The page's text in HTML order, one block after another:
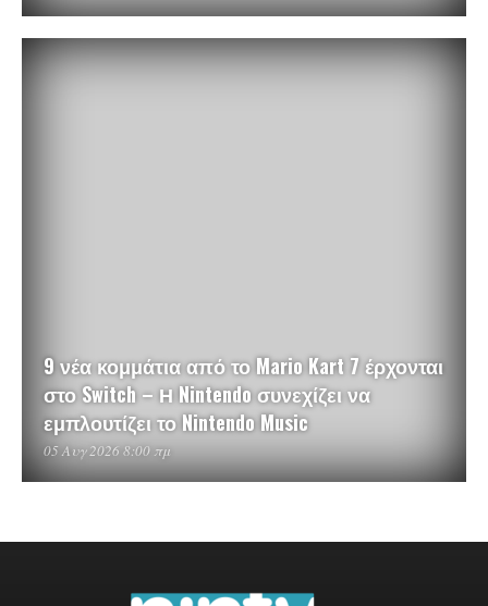
9 νέα κομμάτια από το Mario Kart 7 έρχονται
στο Switch – Η Nintendo συνεχίζει να
εμπλουτίζει το Nintendo Music
05 Αυγ 2026 8:00 πμ